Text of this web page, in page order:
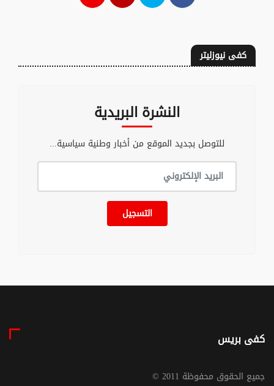
كفى نيوزليتر
النشرة البريدية
للتوصل بجديد الموقع من أخبار وطنية سياسية...
التسجيل
كفى بريس
© جميع الحقوق محفوظة 2011